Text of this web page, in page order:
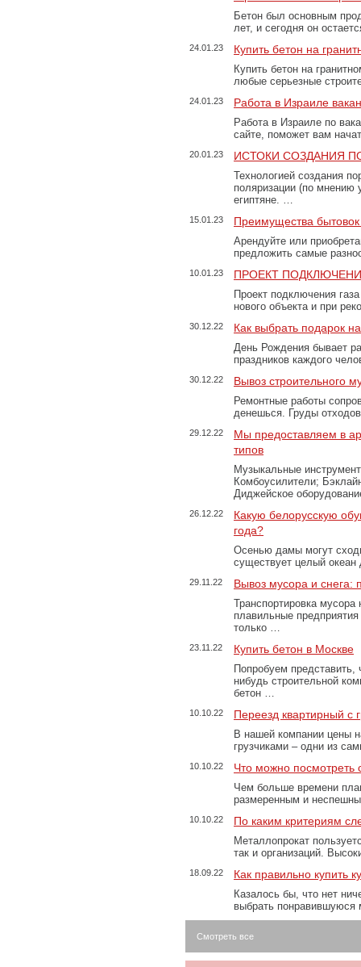
Бетон был основным
лет, и сегодня он
24.01.23 Купить бетон на
Купить бетон на
любые серьезные
24.01.23 Работа в Израиле
Работа в Израиле по
сайте, поможет вам
20.01.23 ИСТОКИ СОЗДАНИЯ
Технологией создания
поляризации (по
египтяне. …
15.01.23 Преимущества
Арендуйте или
предложить самые
10.01.23 ПРОЕКТ
Проект подключения
нового объекта и при
30.12.22 Как выбрать подарок
День Рождения бывает
праздников каждого
30.12.22 Вывоз строительного
Ремонтные работы
денешься. Груды
29.12.22
Мы предоставляем в
типов
Музыкальные
Комбоусилители;
Диджейское
26.12.22
Какую белорусскую
года?
Осенью дамы могут
существует целый
29.11.22 Вывоз мусора и
Транспортировка
плавильные
только …
23.11.22 Купить бетон в Москве
Попробуем представить,
нибудь строительной
бетон …
10.10.22 Переезд квартирный с
В нашей компании цены
грузчиками – одни из
10.10.22 Что можно посмотреть
Чем больше времени
размеренным и
10.10.22 По каким критериям
Металлопрокат
так и организаций.
18.09.22 Как правильно купить
Казалось бы, что нет
выбрать
Смотреть все